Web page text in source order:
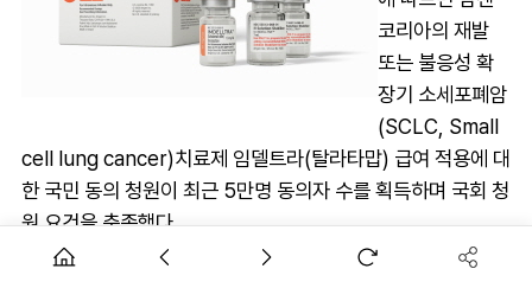
코리아의 재발
또는 불응성 확
장기 소세포폐암
(SCLC, Small
cell lung cancer)치료제 임델트라(탈라타맙) 급여 적용에 대
한 국민 동의 청원이 최근 5만명 동의자 수를 획득하며 국회 청
원 요건을 충족했다.
국회의장은 해당 안건을 국회 보건복지위원회에 회부하게 되